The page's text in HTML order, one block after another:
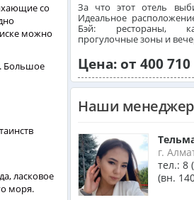
со
можно
Большое
ласковое
моря.
Израиль
Оман из
За что этот отель
Идеальное
Бэй: рестораны,
прогулочные зоны и
Цена: от 400 710
Наши
г.
тел.: 8
(вн.